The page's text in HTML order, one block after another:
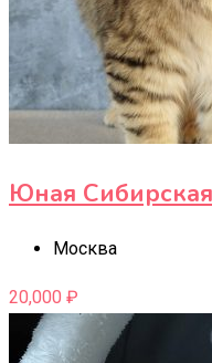
Юная
Москва
20,000 ₽